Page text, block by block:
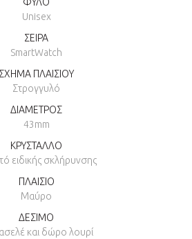
Unisex
ΣΕΙΡΑ
SmartWatch
ΣΧΗΜΑ ΠΛΑΙΣΙΟΥ
Στρογγυλό
ΔΙΑΜΕΤΡΟΣ
43mm
ΚΡΥΣΤΑΛΛΟ
ειδικής σκλήρυνσης
ΠΛΑΙΣΙΟ
Μαύρο
ΔΕΣΙΜΟ
και δώρο λουρί